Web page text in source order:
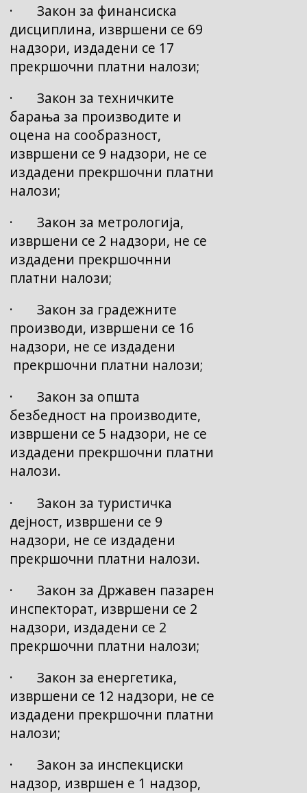
· Закон за финансиска
дисциплина, извршени се 69
надзори, издадени се 17
прекршочни платни налози;
· Закон за техничките
барања за производите и
оцена на сообразност,
извршени се 9 надзори, не се
издадени прекршочни платни
налози;
· Закон за метрологија,
извршени се 2 надзори, не се
издадени прекршочнни
платни налози;
· Закон за градежните
производи, извршени се 16
надзори, не се издадени
прекршочни платни налози;
· Закон за општа
безбедност на производите,
извршени се 5 надзори, не се
издадени прекршочни платни
налози.
· Закон за туристичка
дејност, извршени се 9
надзори, не се издадени
прекршочни платни налози.
· Закон за Државен пазарен
инспекторат, извршени се 2
надзори, издадени се 2
прекршочни платни налози;
· Закон за енергетика,
извршени се 12 надзори, не се
издадени прекршочни платни
налози;
· Закон за инспекциски
надзор, извршен е 1 надзор,